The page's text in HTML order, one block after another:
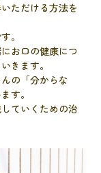
ただける方法を
。
お口の健康につ
きます。
の「分からな
す。
ていくための治